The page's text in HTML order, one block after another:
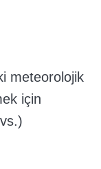
meteorolojik
için